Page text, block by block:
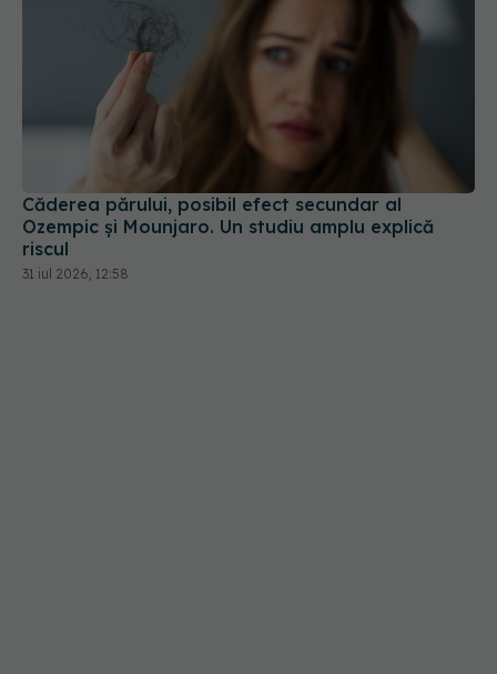
Căderea părului, posibil efect secundar al
Ozempic și Mounjaro. Un studiu amplu explică
riscul
31 iul 2026, 12:58